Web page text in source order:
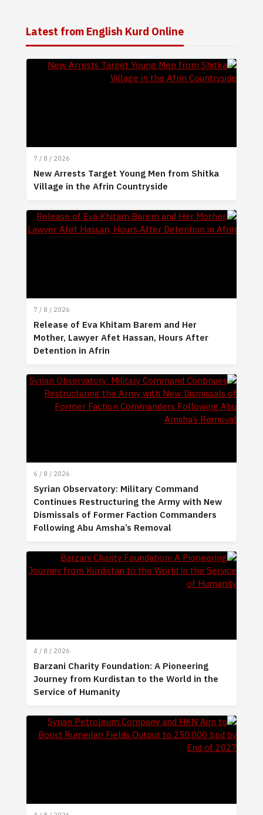
Latest from English Kurd Online
7 / 8 / 2026
New Arrests Target Young Men from Shitka
Village in the Afrin Countryside
7 / 8 / 2026
Release of Eva Khitam Barem and Her
Mother, Lawyer Afet Hassan, Hours After
Detention in Afrin
6 / 8 / 2026
Syrian Observatory: Military Command
Continues Restructuring the Army with New
Dismissals of Former Faction Commanders
Following Abu Amsha’s Removal
4 / 8 / 2026
Barzani Charity Foundation: A Pioneering
Journey from Kurdistan to the World in the
Service of Humanity